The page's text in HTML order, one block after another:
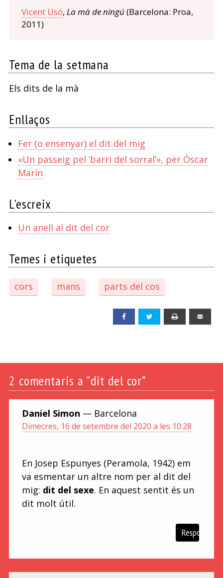
Vicent Usó, La mà de ningú(Barcelona: Proa,
2011)
Tema de la setmana
Els dits de la mà
Enllaços
Fer (o ensenyar) el dit del mig
«Un passeig pel ‘barri del sorral’», per Òscar
Marín
L'escreix
Un anell al dit del cor
Temes i etiquetes
cors mans parts del cos
Facebook Twitter
2 comentaris a “dit del cor”
Daniel Simon — Barcelona
Dimecres, 16 de setembre del 2020 a les 10:28
En Josep Espunyes (Peramola, 1942) em
va esmentar un altre nom per al dit del
mig: dit del sexe. En aquest sentit és un
dit molt útil.
Respon